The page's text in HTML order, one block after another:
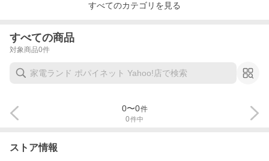
すべてのカテゴリを見る
すべての商品
対象商品0件
0件中
0〜0件
ストア情報